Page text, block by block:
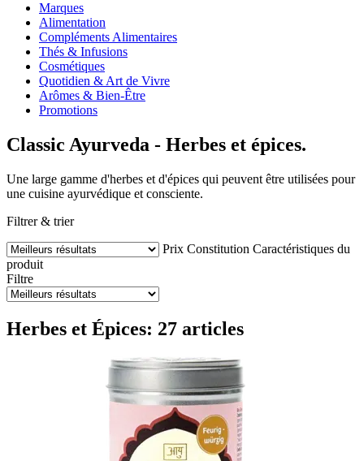
Marques
Alimentation
Compléments Alimentaires
Thés & Infusions
Cosmétiques
Quotidien & Art de Vivre
Arômes & Bien-Être
Promotions
Classic Ayurveda - Herbes et épices.
Une large gamme d'herbes et d'épices qui peuvent être utilisées pour
une cuisine ayurvédique et consciente.
Filtrer & trier
Prix Constitution Caractéristiques du
produit
Filtre
Herbes et Épices: 27 articles